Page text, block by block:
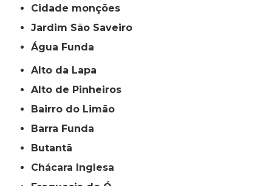
cidade monções
jardim São Saveiro
Água Funda
Alto da Lapa
Alto de Pinheiros
Bairro do Limão
Barra Funda
Butantã
Chácara Inglesa